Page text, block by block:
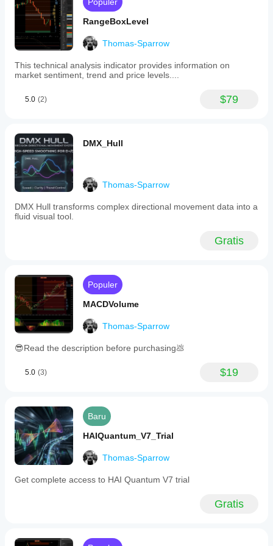
MacdVolume
MarketSession-MX:
RangeBoxLevel
Thomas-Sparrow
This technical analysis indicator provides information on
market sentiment, trend and price levels....
5.0 (2) $79
DMX_Hull
Thomas-Sparrow
DMX Hull transforms complex directional movement data into a
fluid visual tool.
Gratis
Populer
MACDVolume
Thomas-Sparrow
😎Read the description before purchasing💩
5.0 (3) $19
Baru
HAIQuantum_V7_Trial
Thomas-Sparrow
Get complete access to HAI Quantum V7 trial
Gratis